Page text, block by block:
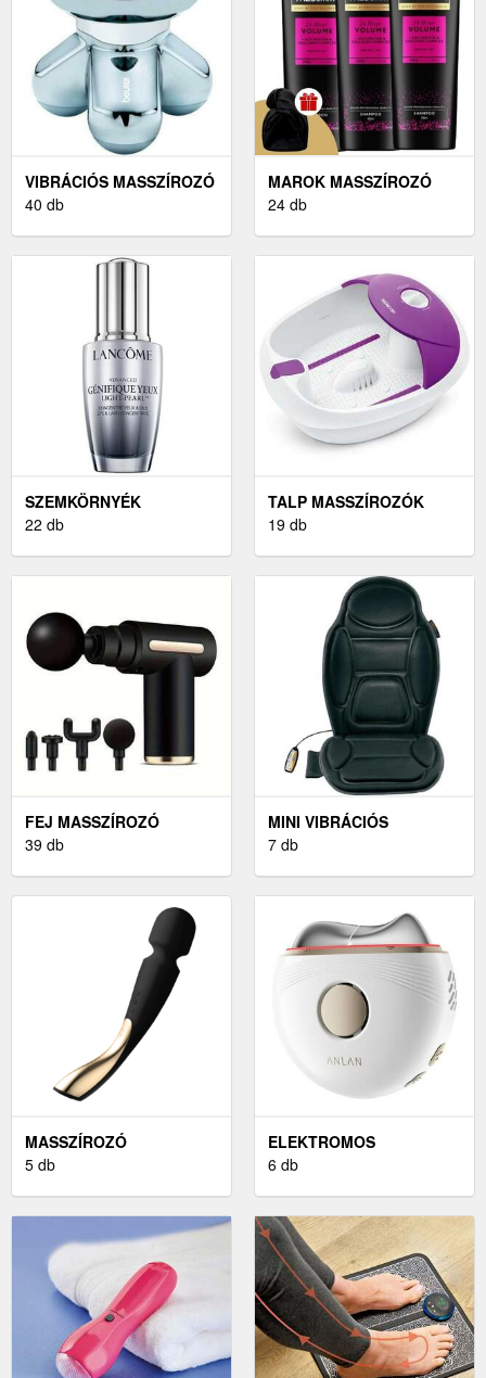
VIBRÁCIÓS MASSZÍROZÓ
40 db
MAROK MASSZÍROZÓ
24 db
SZEMKÖRNYÉK
MASSZÍROZÓ
22 db
TALP MASSZÍROZÓK
19 db
FEJ MASSZÍROZÓ
39 db
MINI VIBRÁCIÓS
MASSZÍROZÓ
7 db
MASSZÍROZÓ
VIBRÁTOROK
5 db
ELEKTROMOS
MASSZÍROZÓ KÉSZÜLÉK
6 db